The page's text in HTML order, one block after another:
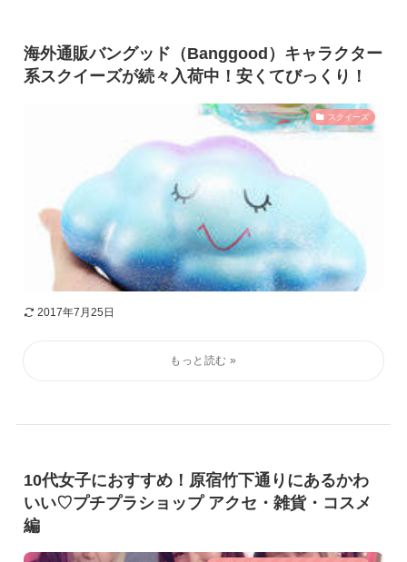
海外通販バングッド（Banggood）キャラクター
系スクイーズが続々入荷中！安くてびっくり！
スクイーズ
2017年7月25日
10代女子におすすめ！原宿竹下通りにあるかわ
いい♡プチプラショップ アクセ・雑貨・コスメ
編